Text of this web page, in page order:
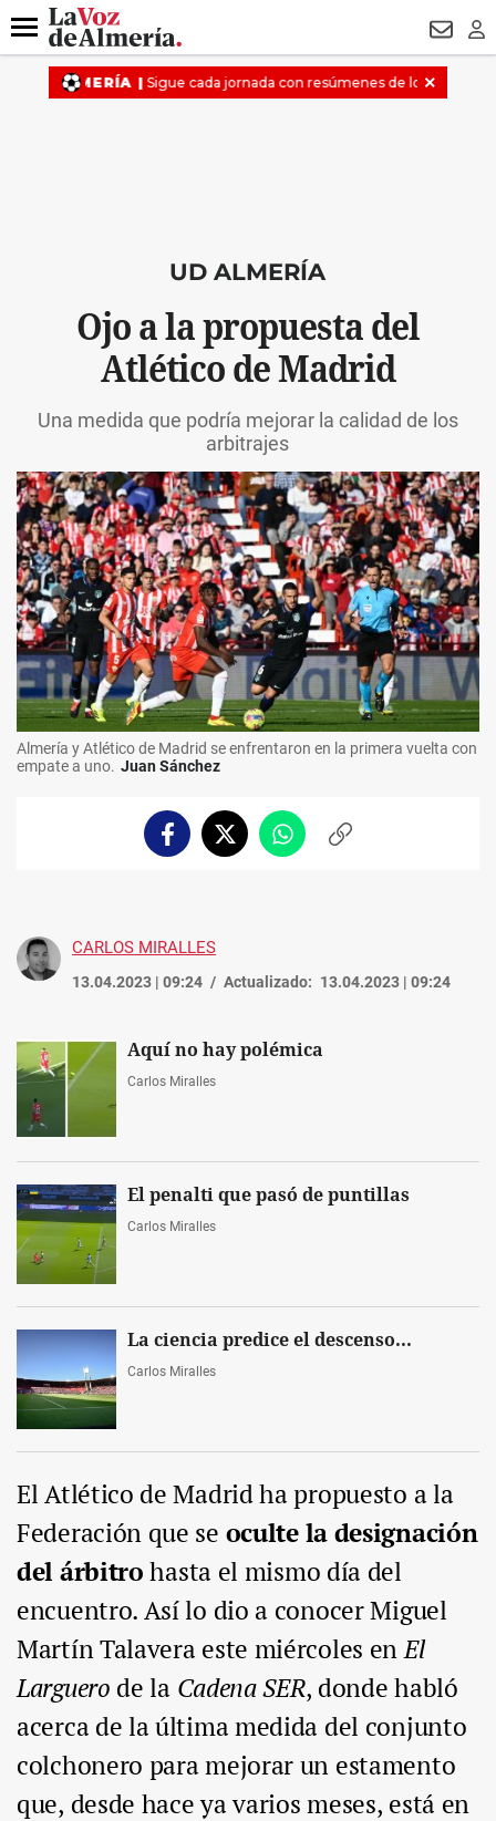
DESTACADO
Menú
UD ALMERÍA
Ojo a la propuesta del
Atlético de Madrid
Una medida que podría mejorar la calidad de los
arbitrajes
Almería y Atlético de Madrid se enfrentaron en la primera vuelta con
empate a uno. Juan Sánchez
FacebookTwitterWhatsappCopiar
CARLOS MIRALLES
13.04.2023 | 09:24 Actualizado: 13.04.2023 | 09:24
Aquí no hay polémica
Carlos Miralles
El penalti que pasó de puntillas
Carlos Miralles
La ciencia predice el descenso...
Carlos Miralles
El Atlético de Madrid ha propuesto a la
Federación que se oculte la designación
del árbitrohasta el mismo día del
encuentro. Así lo dio a conocer Miguel
Martín Talavera este miércoles enEl
Larguero de la Cadena SER, donde habló
acerca de la última medida del conjunto
colchonero para mejorar un estamento
que, desde hace ya varios meses, está en